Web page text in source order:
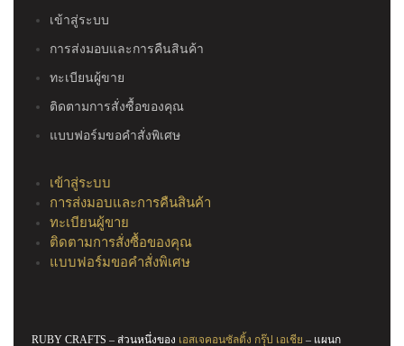
เข้าสู่ระบบ
การส่งมอบและการคืนสินค้า
ทะเบียนผู้ขาย
ติดตามการสั่งซื้อของคุณ
แบบฟอร์มขอคำสั่งพิเศษ
เข้าสู่ระบบ
การส่งมอบและการคืนสินค้า
ทะเบียนผู้ขาย
ติดตามการสั่งซื้อของคุณ
แบบฟอร์มขอคำสั่งพิเศษ
RUBY CRAFTS – ส่วนหนึ่งของ เอสเจคอนซัลติ้ง กรุ๊ป เอเชีย – แผนก